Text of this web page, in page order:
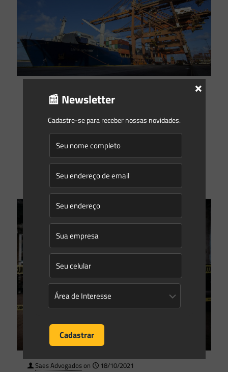
Os tipos de terminais portuários e seus impactos na
O transporte marítimo, seja de longo curso ou cabotagem,
anda lado a lado com a globalização e o desenvolvimento
econômico. Esse meio de transporte, apesar de
Saes Advogadoson
18/10/2021
📰 Newsletter
Cadastre-se para receber nossas novidades.
×